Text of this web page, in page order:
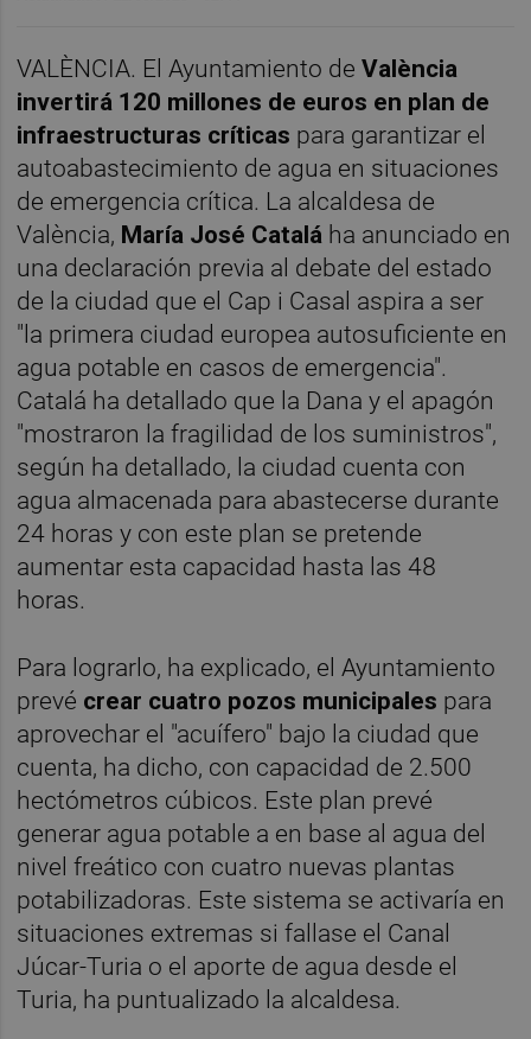
VALÈNCIA. El Ayuntamiento deValència
invertirá 120 millones de euros en plan de
infraestructuras críticas para garantizar el
autoabastecimiento de agua en situaciones
de emergencia crítica. La alcaldesa de
València, María José Catalá ha anunciado en
una declaración previa al debate del estado
de la ciudad que el Cap i Casal aspira a ser
"la primera ciudad europea autosuficiente en
agua potable en casos de emergencia".
Catalá ha detallado que la Dana y el apagón
"mostraron la fragilidad de los suministros",
según ha detallado, la ciudad cuenta con
agua almacenada para abastecerse durante
24 horas y con este plan se pretende
aumentar esta capacidad hasta las 48
horas.
Para lograrlo, ha explicado, el Ayuntamiento
prevé crear cuatro pozos municipales para
aprovechar el "acuífero" bajo la ciudad que
cuenta, ha dicho, con capacidad de 2.500
hectómetros cúbicos. Este plan prevé
generar agua potable a en base al agua del
nivel freático con cuatro nuevas plantas
potabilizadoras. Este sistema se activaría en
situaciones extremas si fallase el Canal
Júcar-Turia o el aporte de agua desde el
Turia, ha puntualizado la alcaldesa.